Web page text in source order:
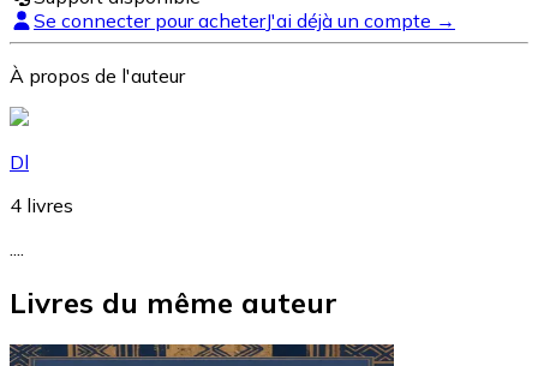
Se connecter pour acheterJ'ai déjà un compte →
À propos de l'auteur
Dl
4 livres
Livres du même auteur